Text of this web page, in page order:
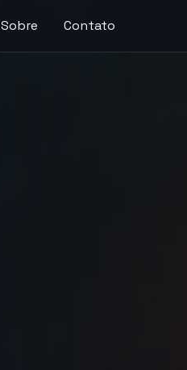
Sobre Contato